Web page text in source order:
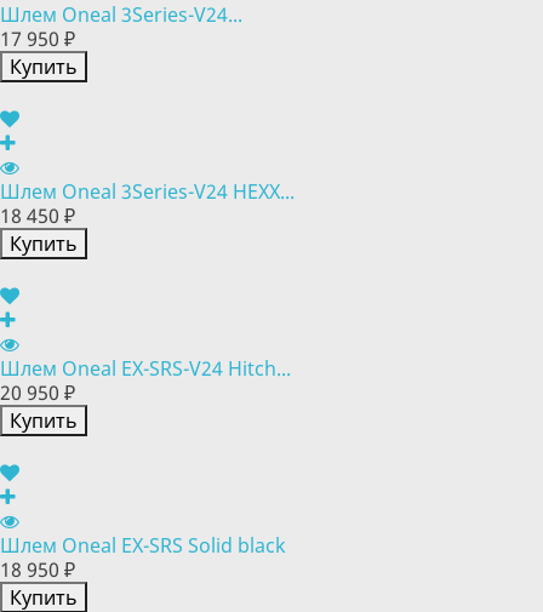
Шлем Oneal 3Series-V24...
17 950 ₽
Купить
Шлем Oneal 3Series-V24 HEXX...
18 450 ₽
Купить
Шлем Oneal EX-SRS-V24 Hitch...
20 950 ₽
Купить
Шлем Oneal EX-SRS Solid black
18 950 ₽
Купить